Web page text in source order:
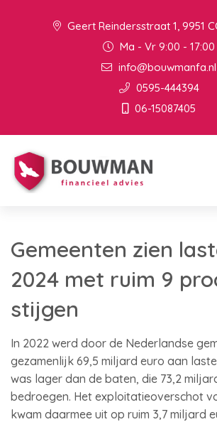
Geert Reindersstraat 1, 9951
Ma - Vr 9:00 - 17:00
info@bouwmanfa.nl
0595-444394
06-15087405
Gemeenten zien
2024 met ruim 9
stijgen
In 2022 werd door de Nederlandse
gezamenlijk 69,5 miljard euro aan
was lager dan de baten, die 73,2
bedroegen. Het exploitatieoverschot
kwam daarmee uit op ruim 3,7 miljard